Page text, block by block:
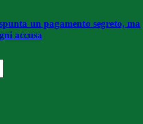
un pagamento segreto, ma
accusa